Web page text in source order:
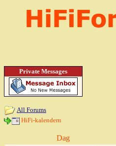
Private Messages
All Forums
HiFi-kalendern
Dag